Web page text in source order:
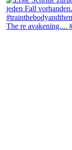
The re avakening....